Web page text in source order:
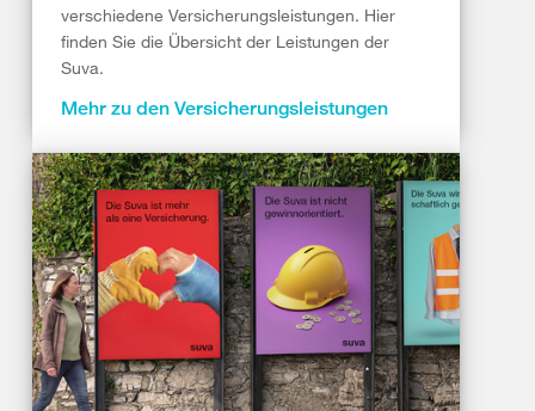
verschiedene Versicherungsleistungen. Hier
finden Sie die Übersicht der Leistungen der
Suva.
Mehr zu den Versicherungsleistungen